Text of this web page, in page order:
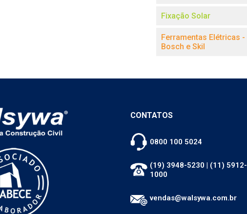
Fixação Solar
Ferramentas Elétricas -
Bosch e Skil
CONTATOS
0800 100 5024
(19) 3948-5230 | (11) 5912-
1000
vendas@walsywa.com.br